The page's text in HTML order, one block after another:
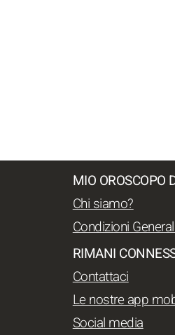
MIO OROSCOPO
Chi siamo?
Condizioni
RIMANI
Contattaci
Le nostre app
Social media